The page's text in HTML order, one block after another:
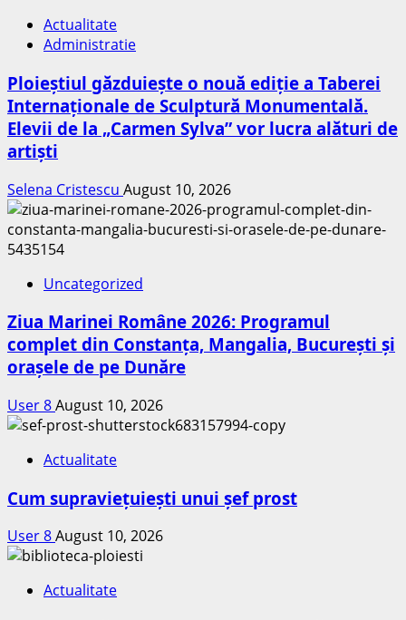
Actualitate
Administratie
Ploieștiul găzduiește o nouă ediție a Taberei
Internaționale de Sculptură Monumentală.
Elevii de la „Carmen Sylva” vor lucra alături de
artiști
Selena Cristescu August 10, 2026
Uncategorized
Ziua Marinei Române 2026: Programul
complet din Constanța, Mangalia, București și
orașele de pe Dunăre
User 8August 10, 2026
Actualitate
Cum supraviețuiești unui șef prost
User 8August 10, 2026
Actualitate